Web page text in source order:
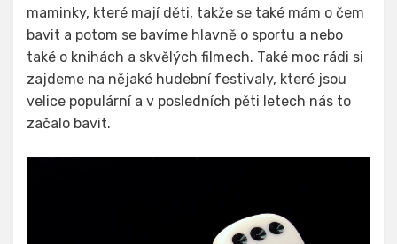
maminky, které mají děti, takže se také mám o čem
bavit a potom se bavíme hlavně o sportu a nebo
také o knihách a skvělých filmech. Také moc rádi si
zajdeme na nějaké hudební festivaly, které jsou
velice populární a v posledních pěti letech nás to
začalo bavit.